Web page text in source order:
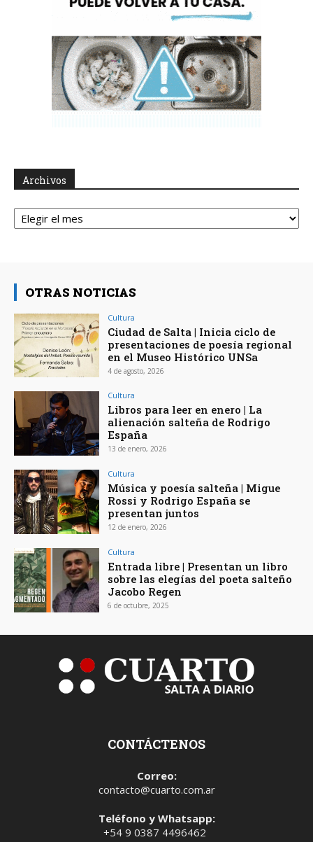
Archivos
Archivos
OTRAS NOTICIAS
Cultura
Ciudad de Salta | Inicia ciclo de
presentaciones de poesía regional
en el Museo Histórico UNSa
4 de agosto, 2026
Cultura
Libros para leer en enero | La
alienación salteña de Rodrigo
España
13 de enero, 2026
Cultura
Música y poesía salteña | Migue
Rossi y Rodrigo España se
presentan juntos
12 de enero, 2026
Cultura
Entrada libre | Presentan un libro
sobre las elegías del poeta salteño
Jacobo Regen
6 de octubre, 2025
CONTÁCTENOS
Correo:
contacto@cuarto.com.ar
Teléfono y Whatsapp:
+54 9 0387 4496462